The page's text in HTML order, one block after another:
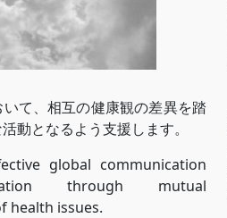
て、相互の健康観の差異を踏
動となるよう支援します。
global communication
through mutual
health issues.